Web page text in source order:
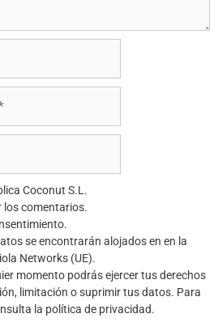
Coconut S.L.
los comentarios.
se encontrarán alojados en en la
Networks (UE).
momento podrás ejercer tus derechos
limitación o suprimir tus datos. Para
la política de privacidad.